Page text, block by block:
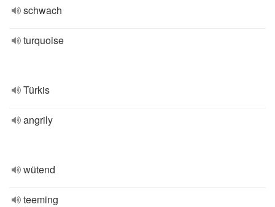
schwach
turquoise
Türkis
angrily
wütend
teeming